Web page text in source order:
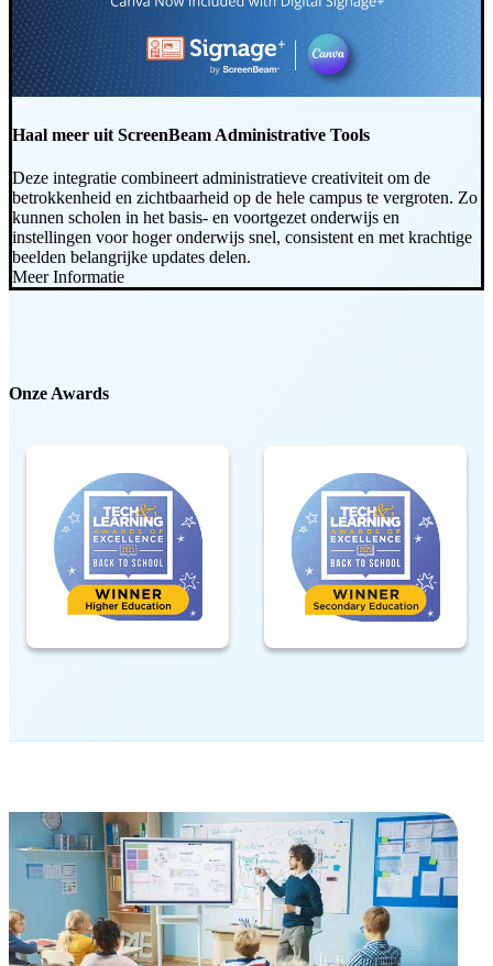
Haal meer uit ScreenBeam Administrative Tools
Deze integratie combineert administratieve creativiteit om de
betrokkenheid en zichtbaarheid op de hele campus te vergroten. Zo
kunnen scholen in het basis- en voortgezet onderwijs en
instellingen voor hoger onderwijs snel, consistent en met krachtige
beelden belangrijke updates delen.
Meer Informatie
Onze Awards